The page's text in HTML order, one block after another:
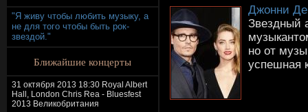
"Я живу чтобы любить музыку, а
не для того чтобы быть рок-
звездой."
Ближайшие концерты
31 октября 2013 18:30 Royal Albert
Hall, London Chris Rea - Bluesfest
2013 Великобритания
Джонни
Звездный
но от
успешная